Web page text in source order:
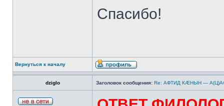
Спасибо!
Вернуться к началу
dziglo Заголовок сообщения: Re: АФТИД КÆНЫН —